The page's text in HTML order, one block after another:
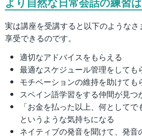
実は講座を受講すると以下のような
享受できるのです。
適切なアドバイスをもらえる
最適なスケジュール管理をしても
モチベーションの維持を助けても
スペイン語学習をする仲間が見つ
「お金を払った以上、何としてで
というような気持ちになる
ネイティブの発音を聞けて、発音